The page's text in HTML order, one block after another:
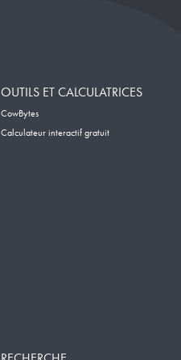
OUTILS ET CALCULATRICES
CowBytes
Calculateur interactif gratuit